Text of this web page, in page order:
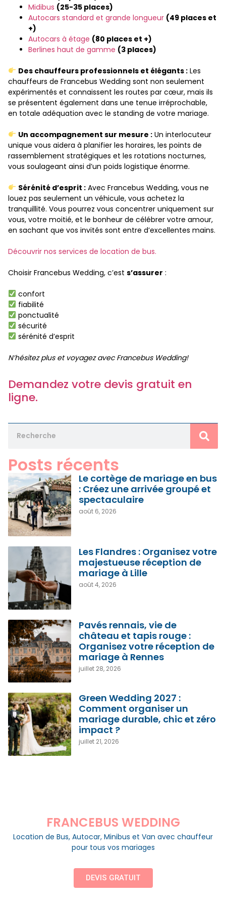
Midibus (25-35 places)
Autocars standard et grande longueur (49 places et
+)
Autocars à étage (80 places et +)
Berlines haut de gamme (3 places)
Des chauffeurs professionnels et élégants :Les
chauffeurs de Francebus Wedding sont non seulement
expérimentés et connaissent les routes par cœur, mais ils
se présentent également dans une tenue irréprochable,
en totale adéquation avec le standing de votre mariage.
Un accompagnement sur mesure :Un interlocuteur
unique vous aidera à planifier les horaires, les points de
rassemblement stratégiques et les rotations nocturnes,
vous soulageant ainsi d’un poids logistique énorme.
Sérénité d’esprit :Avec Francebus Wedding, vous ne
louez pas seulement un véhicule, vous achetez la
tranquillité. Vous pourrez vous concentrer uniquement sur
vous, votre moitié, et le bonheur de célébrer votre amour,
en sachant que vos invités sont entre d’excellentes mains.
Découvrir nos services de location de bus.
Choisir Francebus Wedding, c’est s’assurer :
confort
fiabilité
ponctualité
sécurité
sérénité d’esprit
N’hésitez plus et voyagez avec Francebus Wedding!
Demandez votre devis gratuit en
ligne.
Posts récents
Le cortège de mariage en bus
: Créez une arrivée groupé et
spectaculaire
août 6, 2026
Les Flandres : Organisez votre
majestueuse réception de
mariage à Lille
août 4, 2026
Pavés rennais, vie de
château et tapis rouge :
Organisez votre réception de
mariage à Rennes
juillet 28, 2026
Green Wedding 2027 :
Comment organiser un
mariage durable, chic et zéro
impact ?
juillet 21, 2026
FRANCEBUS WEDDING
Location de Bus, Autocar, Minibus et Van avec chauffeur
pour tous vos mariages
DEVIS GRATUIT